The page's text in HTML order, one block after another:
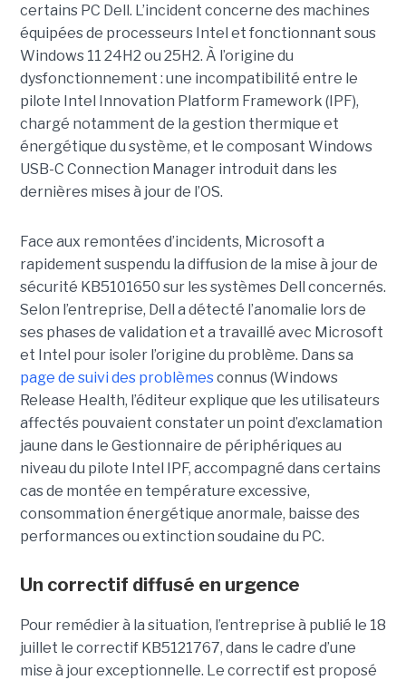
certains PC Dell. L’incident concerne des machines
équipées de processeurs Intel et fonctionnant sous
Windows 11 24H2 ou 25H2. À l’origine du
dysfonctionnement : une incompatibilité entre le
pilote Intel Innovation Platform Framework (IPF),
chargé notamment de la gestion thermique et
énergétique du système, et le composant Windows
USB-C Connection Manager introduit dans les
dernières mises à jour de l’OS.
Face aux remontées d’incidents, Microsoft a
rapidement suspendu la diffusion de la mise à jour de
sécurité KB5101650 sur les systèmes Dell concernés.
Selon l’entreprise, Dell a détecté l’anomalie lors de
ses phases de validation et a travaillé avec Microsoft
et Intel pour isoler l’origine du problème. Dans sa
page de suivi des problèmesconnus (Windows
Release Health, l’éditeur explique que les utilisateurs
affectés pouvaient constater un point d’exclamation
jaune dans le Gestionnaire de périphériques au
niveau du pilote Intel IPF, accompagné dans certains
cas de montée en température excessive,
consommation énergétique anormale, baisse des
performances ou extinction soudaine du PC.
Un correctif diffusé en urgence
Pour remédier à la situation, l’entreprise à publié le 18
juillet le correctif KB5121767, dans le cadre d’une
mise à jour exceptionnelle. Le correctif est proposé